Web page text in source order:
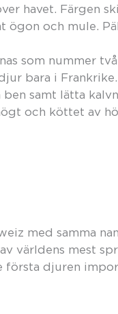
havet. Färgen
och mule.
som nummer
bara i
samt lätta
och köttet av
med samma
världens mest
första djuren